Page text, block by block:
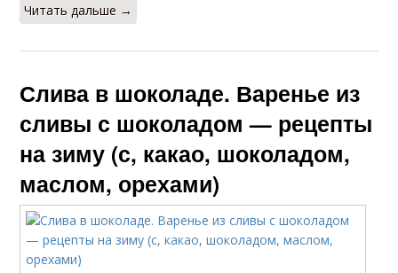
Читать дальше →
Слива в шоколаде. Варенье из
сливы с шоколадом — рецепты
на зиму (с, какао, шоколадом,
маслом, орехами)